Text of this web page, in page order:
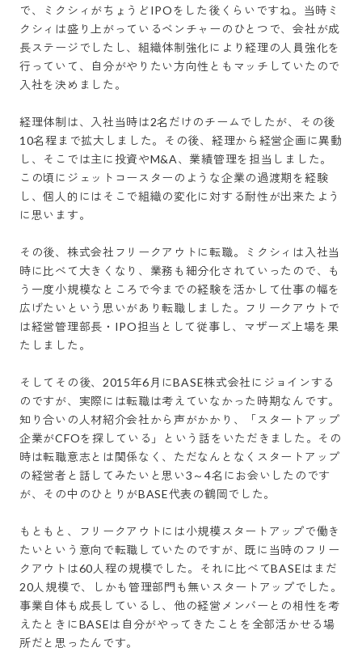
で、ミクシィがちょうどIPOをした後くらいですね。当時ミ
クシィは盛り上がっているベンチャーのひとつで、会社が成
長ステージでしたし、組織体制強化により経理の人員強化を
行っていて、自分がやりたい方向性ともマッチしていたので
入社を決めました。
経理体制は、入社当時は2名だけのチームでしたが、その後
10名程まで拡大しました。その後、経理から経営企画に異動
し、そこでは主に投資やM&A、業績管理を担当しました。
この頃にジェットコースターのような企業の過渡期を経験
し、個人的にはそこで組織の変化に対する耐性が出来たよう
に思います。
その後、株式会社フリークアウトに転職。ミクシィは入社当
時に比べて大きくなり、業務も細分化されていったので、も
う一度小規模なところで今までの経験を活かして仕事の幅を
広げたいという思いがあり転職しました。フリークアウトで
は経営管理部長・IPO担当として従事し、マザーズ上場を果
たしました。
そしてその後、2015年6月にBASE株式会社にジョインする
のですが、実際には転職は考えていなかった時期なんです。
知り合いの人材紹介会社から声がかかり、「スタートアップ
企業がCFOを探している」という話をいただきました。その
時は転職意志とは関係なく、ただなんとなくスタートアップ
の経営者と話してみたいと思い3～4名にお会いしたのです
が、その中のひとりがBASE代表の鶴岡でした。
もともと、フリークアウトには小規模スタートアップで働き
たいという意向で転職していたのですが、既に当時のフリー
クアウトは60人程の規模でした。それに比べてBASEはまだ
20人規模で、しかも管理部門も無いスタートアップでした。
事業自体も成長しているし、他の経営メンバーとの相性を考
えたときにBASEは自分がやってきたことを全部活かせる場
所だと思ったんです。